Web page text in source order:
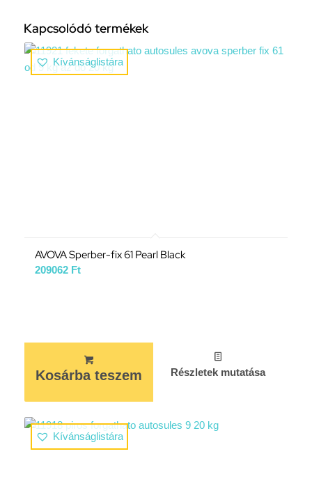
Kapcsolódó termékek
Kívánságlistára
AVOVA Sperber-fix 61 Pearl Black
209062 Ft
Kosárba teszem Részletek mutatása
Kívánságlistára